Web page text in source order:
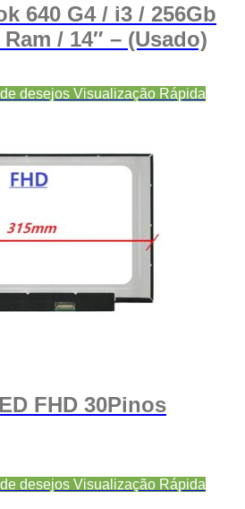
640 G4 / i3 / 256Gb
/ 14″ – (Usado)
desejos Visualização Rápida
FHD 30Pinos
desejos Visualização Rápida